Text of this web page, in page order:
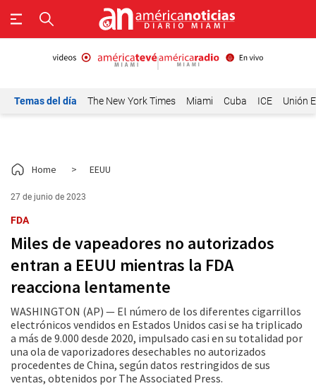
Temas del día The New York Times Miami Cuba ICE Unión
Home > EEUU
27 de junio de 2023
FDA
Miles de vapeadores no autorizados
entran a EEUU mientras la FDA
reacciona lentamente
WASHINGTON (AP) — El número de los diferentes cigarrillos
electrónicos vendidos en Estados Unidos casi se ha triplicado
a más de 9.000 desde 2020, impulsado casi en su totalidad por
una ola de vaporizadores desechables no autorizados
procedentes de China, según datos restringidos de sus
ventas, obtenidos por The Associated Press.